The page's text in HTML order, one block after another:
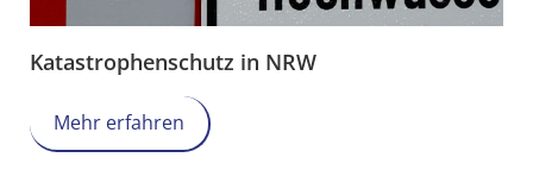
Katastrophenschutz in NRW
Mehr erfahren